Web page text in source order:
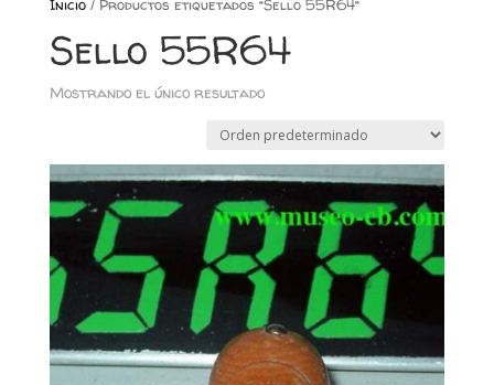
Inicio/ Productos etiquetados “Sello 55R64”
Sello 55R64
Mostrando el único resultado